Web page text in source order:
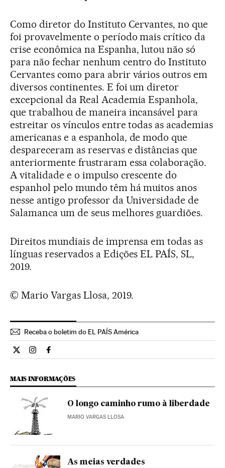
Como diretor do Instituto Cervantes, no que
foi provavelmente o período mais crítico da
crise econômica na Espanha, lutou não só
para não fechar nenhum centro do Instituto
Cervantes como para abrir vários outros em
diversos continentes. E foi um diretor
excepcional da Real Academia Espanhola,
que trabalhou de maneira incansável para
estreitar os vínculos entre todas as academias
americanas e a espanhola, de modo que
despareceram as reservas e distâncias que
anteriormente frustraram essa colaboração.
A vitalidade e o impulso crescente do
espanhol pelo mundo têm há muitos anos
nesse antigo professor da Universidade de
Salamanca um de seus melhores guardiões.
Direitos mundiais de imprensa em todas as
línguas reservados a Edições EL PAÍS, SL,
2019.
© Mario Vargas Llosa, 2019.
Receba o boletim do EL PAÍS América
Opiniao El País Brasil en Twitter
Opiniao El País Brasil en Instagram
Opiniao El País Brasil en Facebook
MAIS INFORMAÇÕES
O longo caminho rumo à liberdade
MARIO VARGAS LLOSA
As meias verdades